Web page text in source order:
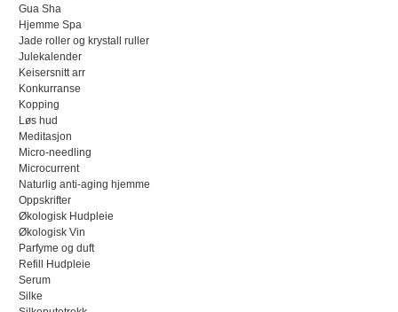
Gua Sha
Hjemme Spa
Jade roller og krystall ruller
Julekalender
Keisersnitt arr
Konkurranse
Kopping
Løs hud
Meditasjon
Micro-needling
Microcurrent
Naturlig anti-aging hjemme
Oppskrifter
Økologisk Hudpleie
Økologisk Vin
Parfyme og duft
Refill Hudpleie
Serum
Silke